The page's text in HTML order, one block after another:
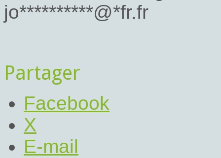
jo**********@*fr.fr
Partager
Facebook
X
E-mail